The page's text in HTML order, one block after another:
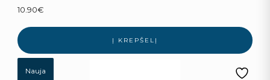
10.90€
Į KREPŠELĮ
Nauja